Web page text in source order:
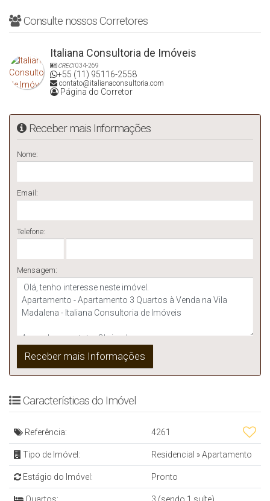
Consulte nossos Corretores
Italiana Consultoria de Imóveis
CRECI034-269
+55 (11) 95116-2558
contato@italianaconsultoria.com
Página do Corretor
Receber mais Informações
Nome:
Email:
Telefone:
Mensagem:
Características do Imóvel
Referência: 4261
Tipo de Imóvel: Residencial »Apartamento
Estágio do Imóvel: Pronto